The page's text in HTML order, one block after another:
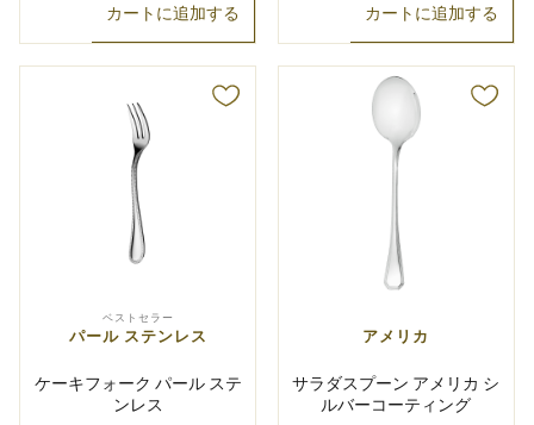
カートに追加する カートに追加する
ベストセラー
パール ステンレス
ケーキフォーク パール ステ
ンレス
アメリカ
サラダスプーン アメリカ シ
ルバーコーティング